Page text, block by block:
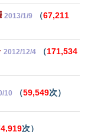
2013/1/9 （67,211
2012/12/4 （171,534
10 （59,549次）
次）